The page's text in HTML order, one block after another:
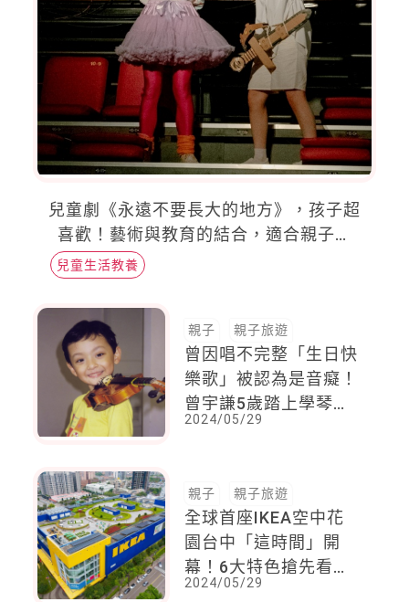
兒童劇《永遠不要長大的地方》，孩子超
喜歡！藝術與教育的結合，適合親子共
賞，思考長大的意義
兒童生活教養
親子 親子旅遊
曾因唱不完整「生日快
樂歌」被認為是音癡！
曾宇謙5歲踏上學琴
路，努力證明自己、回
2024/05/29
親子 親子旅遊
全球首座IKEA空中花
園台中「這時間」開
幕！6大特色搶先看，
小孩放電、大人放鬆好
2024/05/29